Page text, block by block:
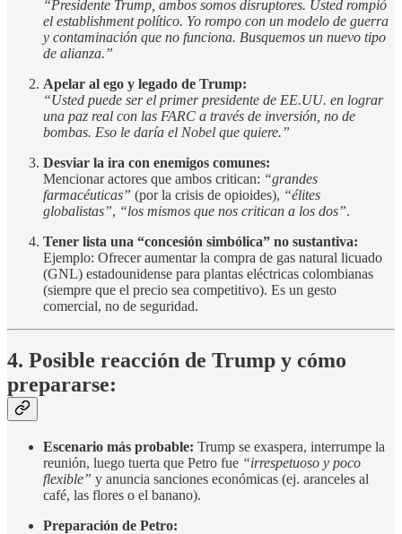
“Presidente Trump, ambos somos disruptores. Usted rompió
el establishment político. Yo rompo con un modelo de guerra
y contaminación que no funciona. Busquemos un nuevo tipo
de alianza.”
Apelar al ego y legado de Trump:
“Usted puede ser el primer presidente de EE.UU. en lograr
una paz real con las FARC a través de inversión, no de
bombas. Eso le daría el Nobel que quiere.”
Desviar la ira con enemigos comunes:
Mencionar actores que ambos critican: “grandes
farmacéuticas” (por la crisis de opioides), “élites
globalistas”, “los mismos que nos critican a los dos”.
Tener lista una “concesión simbólica” no sustantiva:
Ejemplo: Ofrecer aumentar la compra de gas natural licuado
(GNL) estadounidense para plantas eléctricas colombianas
(siempre que el precio sea competitivo). Es un gesto
comercial, no de seguridad.
4. Posible reacción de Trump y cómo
prepararse:
Escenario más probable: Trump se exaspera, interrumpe la
reunión, luego tuerta que Petro fue “irrespetuoso y poco
flexible” y anuncia sanciones económicas (ej. aranceles al
café, las flores o el banano).
Preparación de Petro: